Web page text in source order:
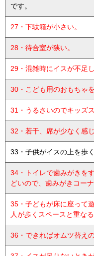
です。
27・下駄箱が小さい。
28・待合室が狭い。
29・混雑時にイスが不足
30・こども用のおもちゃ
31・うるさいのでキッズ
32・若干、席が少なく感
33・子供がイスの上を歩
34・トイレで歯みがきを
どいので、歯みがきコーナ
35・子どもが床に座って
人が歩くスペースと重なる
36・できればオムツ替え